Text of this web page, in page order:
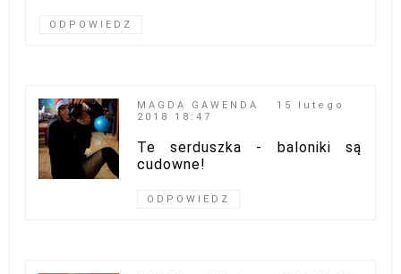
ODPOWIEDZ
MAGDA GAWENDA
15 lutego
2018 18:47
Te serduszka - baloniki są
cudowne!
ODPOWIEDZ